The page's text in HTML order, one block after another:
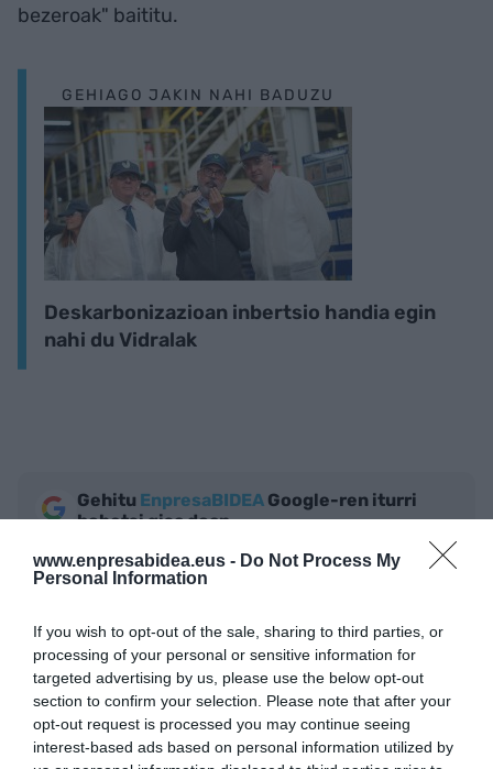
www.enpresabidea.eus - Do Not Process My
Personal Information
If you wish to opt-out of the sale, sharing to third parties, or
processing of your personal or sensitive information for
targeted advertising by us, please use the below opt-out
section to confirm your selection. Please note that after your
opt-out request is processed you may continue seeing
interest-based ads based on personal information utilized by
bezeroak" baititu.
GEHIAGO JAKIN NAHI BADUZU
Deskarbonizazioan inbertsio handia egin
nahi du Vidralak
Gehitu EnpresaBIDEA Google-ren iturri
hobetsi gisa doan
AKTIBATU ORAIN